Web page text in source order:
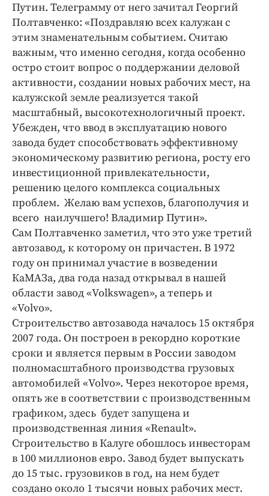
Путин. Телеграмму от него зачитал Георгий
Полтавченко: «Поздравляю всех калужан с
этим знаменательным событием. Считаю
важным, что именно сегодня, когда особенно
остро стоит вопрос о поддержании деловой
активности, создании новых рабочих мест, на
калужской земле реализуется такой
масштабный, высокотехнологичный проект.
Убежден, что ввод в эксплуатацию нового
завода будет способствовать эффективному
экономическому развитию региона, росту его
инвестиционной привлекательности,
решению целого комплекса социальных
проблем. Желаю вам успехов, благополучия и
всего наилучшего! Владимир Путин».
Сам Полтавченко заметил, что это уже третий
автозавод, к которому он причастен. В 1972
году он принимал участие в возведении
КаМАЗа, два года назад открывал в нашей
области завод «Volkswagen», а теперь и
«Volvo».
Cтроительство автозавода началось 15 октября
2007 года. Он построен в рекордно короткие
сроки и является первым в России заводом
полномасштабного производства грузовых
автомобилей «Volvo». Через некоторое время,
опять же в соответствии с производственным
графиком, здесь будет запущена и
производственная линия «Renault».
Строительство в Калуге обошлось инвесторам
в 100 миллионов евро. Завод будет выпускать
до 15 тыс. грузовиков в год, на нем будет
создано около 1 тысячи новых рабочих мест.